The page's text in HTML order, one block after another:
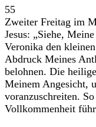
55
Zweiter Freitag im
Jesus: „Siehe,
Veronika den
Abdruck Meines
belohnen. Die
Meinem Angesicht,
voranzuschreiten.
Vollkommenheit